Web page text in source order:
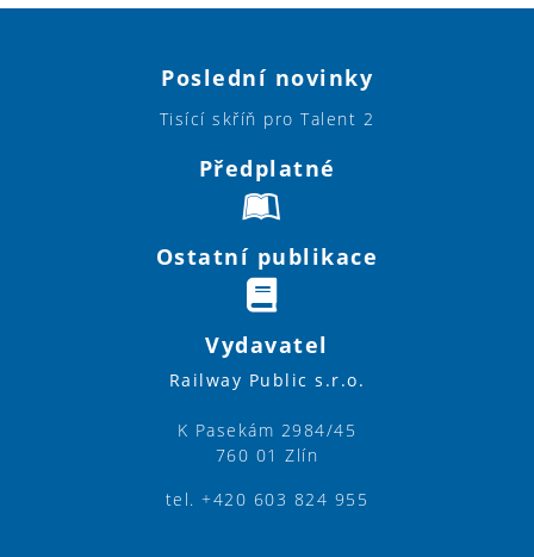
Poslední novinky
Tisící skříň pro Talent 2
Předplatné
Ostatní publikace
Vydavatel
Railway Public s.r.o.
K Pasekám 2984/45
760 01 Zlín
tel. +420 603 824 955